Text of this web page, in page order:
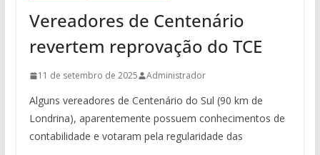
Vereadores de Centenário
revertem reprovação do TCE
11 de setembro de 2025 Administrador
Alguns vereadores de Centenário do Sul (90 km de
Londrina), aparentemente possuem conhecimentos de
contabilidade e votaram pela regularidade das